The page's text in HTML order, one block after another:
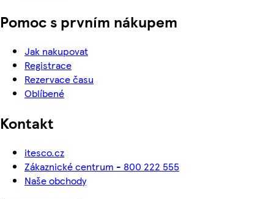
Pomoc s prvním nákupem
Jak nakupovat
Registrace
Rezervace času
Oblíbené
Kontakt
itesco.cz
Zákaznické centrum - 800 222 555
Naše obchody